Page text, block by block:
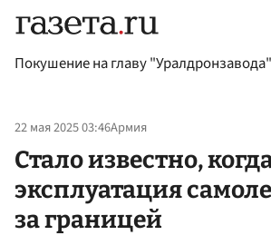
Покушение на главу "Уралдронзавода"
22 мая 2025 03:46Армия
Стало известно,
эксплуатация
за границей